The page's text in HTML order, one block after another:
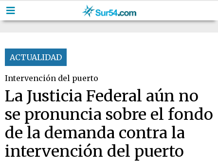
ACTUALIDAD
Intervención del puerto
La Justicia Federal aún no
se pronuncia sobre el fondo
de la demanda contra la
intervención del puerto